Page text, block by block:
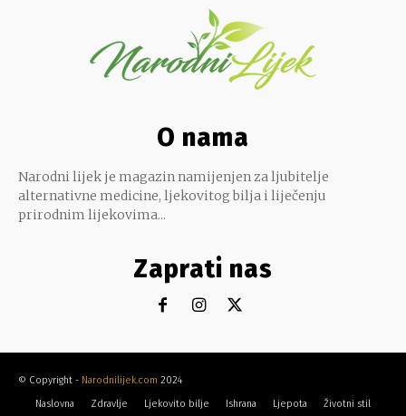
O nama
Narodni lijek je magazin namijenjen za ljubitelje
alternativne medicine, ljekovitog bilja i liječenju
prirodnim lijekovima...
Zaprati nas
© Copyright - Narodnilijek.com 2024
Naslovna
Zdravlje Ljekovito bilje Ishrana Ljepota Životni stil